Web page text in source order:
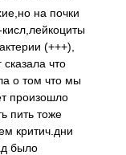
на почки
(+++),
что
о том что мы
произошло
пить тоже
критич.дни
было